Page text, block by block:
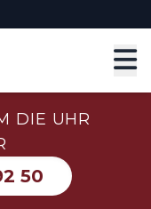
DIE UHR
50